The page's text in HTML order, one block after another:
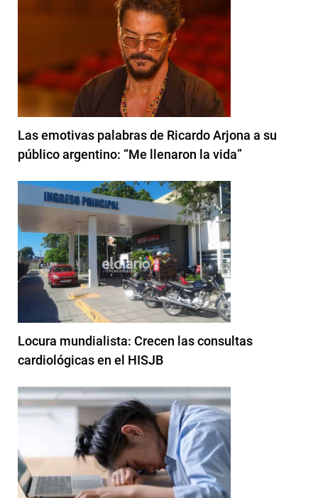
Las emotivas palabras de Ricardo Arjona a su
público argentino: “Me llenaron la vida”
Locura mundialista: Crecen las consultas
cardiológicas en el HISJB